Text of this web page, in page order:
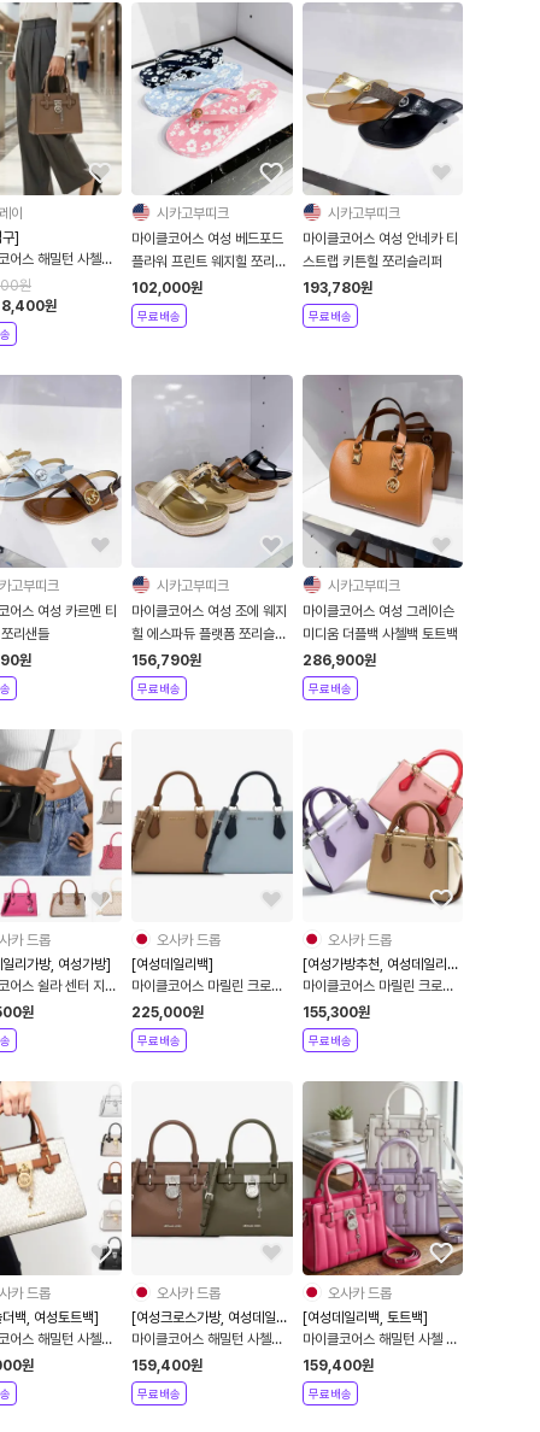
이
]
어스 해밀턴 사첼백
소가죽 토트백 MK
라운 드리프트 우드
원
원
시카고부띠크
마이클코어스 여성 베드포드
플라워 프린트 웨지힐 쪼리슬
리퍼
102,000원
무료배송
시카고부띠크
마이클코어스 여성 안네카 티
스트랩 키튼힐 쪼리슬리퍼
193,780원
무료배송
고부띠크
어스 여성 카르멘 티
리샌들
원
시카고부띠크
마이클코어스 여성 조에 웨지
힐 에스파듀 플랫폼 쪼리슬리
퍼
156,790원
무료배송
시카고부띠크
마이클코어스 여성 그레이슨
미디움 더플백 사첼백 토트백
286,900원
무료배송
카 드롭
리가방, 여성가방]
어스 쉴라 센터 지퍼
몰 여성 토트백 겸
명품 데일리 가방
원
오사카 드롭
[여성데일리백]
마이클코어스 마릴린 크로스
바디 레더 스몰 일본 단독 발
매 여성 소가죽 크로스백 겸
토트백
225,000원
무료배송
오사카 드롭
[여성가방추천, 여성데일리
백]
마이클코어스 마릴린 크로스
바디 레더 스몰 여성 소가죽
크로스백 겸 토트백
155,300원
무료배송
카 드롭
백, 여성토트백]
어스 해밀턴 사첼백
시그니처 여성 토트
백 데일리 가방
원
오사카 드롭
[여성크로스가방, 여성데일리
백]
마이클코어스 해밀턴 사첼백
스몰 여성 토트백 겸 숄더백
데일리 크로스 가방
159,400원
무료배송
오사카 드롭
[여성데일리백, 토트백]
마이클코어스 해밀턴 사첼 스
몰 토트백 겸 숄더백 여성 데
일리 크로스백 가방
159,400원
무료배송